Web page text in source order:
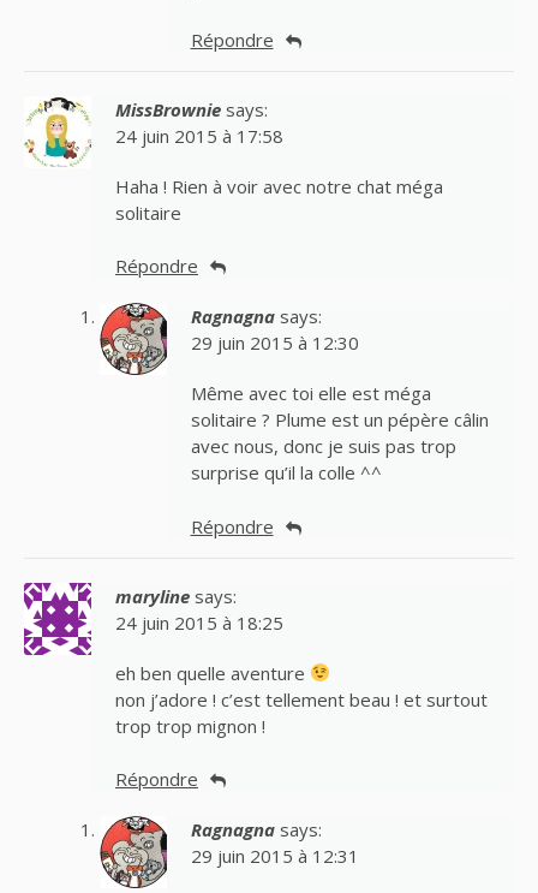
Répondre
MissBrownie says:
24 juin 2015 à 17:58
Haha ! Rien à voir avec notre chat méga
solitaire
Répondre
Ragnagna says:
29 juin 2015 à 12:30
Même avec toi elle est méga
solitaire ? Plume est un pépère câlin
avec nous, donc je suis pas trop
surprise qu’il la colle ^^
Répondre
maryline says:
24 juin 2015 à 18:25
eh ben quelle aventure
non j’adore ! c’est tellement beau ! et surtout
trop trop mignon !
Répondre
Ragnagna says:
29 juin 2015 à 12:31